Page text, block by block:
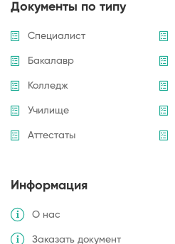
Документы по типу
Специалист
Бакалавр
Колледж
Училище
Аттестаты
Информация
О нас
Заказать документ